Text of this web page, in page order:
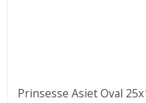
Prinsesse Asiet Oval